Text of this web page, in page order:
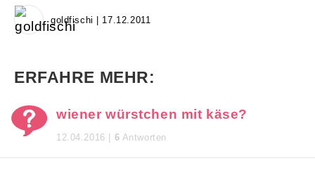
goldfischi | 17.12.2011
ERFAHRE MEHR:
wiener würstchen mit käse?
12.04.2016 | 6 Antworten